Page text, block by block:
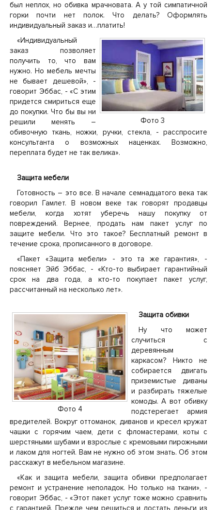
был неплох, но обивка мрачновата. А у той симпатичной
горки почти нет полок. Что делать? Оформлять
индивидуальный заказ и…платить!
Фото 3
«Индивидуальный
заказ позволяет
получить то, что вам
нужно. Но мебель мечты
не бывает дешевой», -
говорит Эббас, - «С этим
придется смириться еще
до покупки. Что бы вы ни
решили менять –
обивочную ткань, ножки, ручки, стекла, - расспросите
консультанта о возможных наценках. Возможно,
переплата будет не так велика».
Защита мебели
Готовность – это все. В начале семнадцатого века так
говорил Гамлет. В новом веке так говорят продавцы
мебели, когда хотят уберечь нашу покупку от
повреждений. Вернее, продать нам пакет услуг по
защите мебели. Что это такое? Бесплатный ремонт в
течение срока, прописанного в договоре.
«Пакет «Защита мебели» - это та же гарантия», -
поясняет Эйб Эббас, - «Кто-то выбирает гарантийный
срок на два года, а кто-то покупает пакет услуг,
рассчитанный на несколько лет».
Фото 4
Защита обивки
Ну что может
случиться с
деревянным
каркасом? Никто не
собирается двигать
приземистые диваны
и разбирать тяжелые
комоды. А вот обивку
подстерегает армия
вредителей. Вокруг оттоманок, диванов и кресел кружат
чашки с горячим чаем, дети с фломастерами, коты с
шерстяными шубами и взрослые с кремовыми пирожными
и лаком для ногтей. Вам не нужно об этом знать. Об этом
расскажут в мебельном магазине.
«Как и защита мебели, защита обивки предполагает
ремонт и устранение неполадок. Но только на ткани», -
говорит Эббас, - «Этот пакет услуг тоже можно сравнить
с гарантией. Прежде чем решиться и достать деньги из